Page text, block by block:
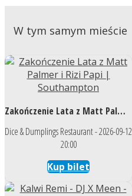
W tym samym mieście
Zakończenie Lata z Matt Palmer i Rizi Papi | Southampton
Dice & Dumplings Restaurant - 2026-09-12
20:00
Kup bilet